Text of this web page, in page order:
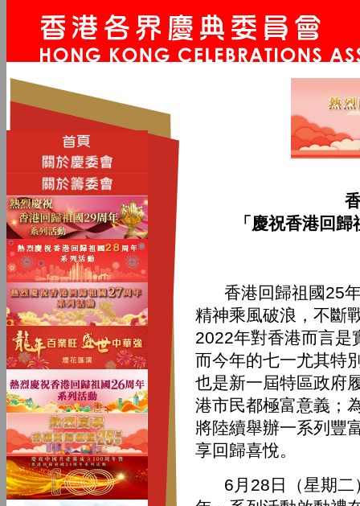
「慶祝香港回
香港回歸祖國25年
精神乘風破浪，不斷
2022年對香港而言是
而今年的七一尤其特
也是新一屆特區政府
港市民都極富意義；
將陸續舉辦一系列豐
享回歸喜悅。
6月28日（星期二